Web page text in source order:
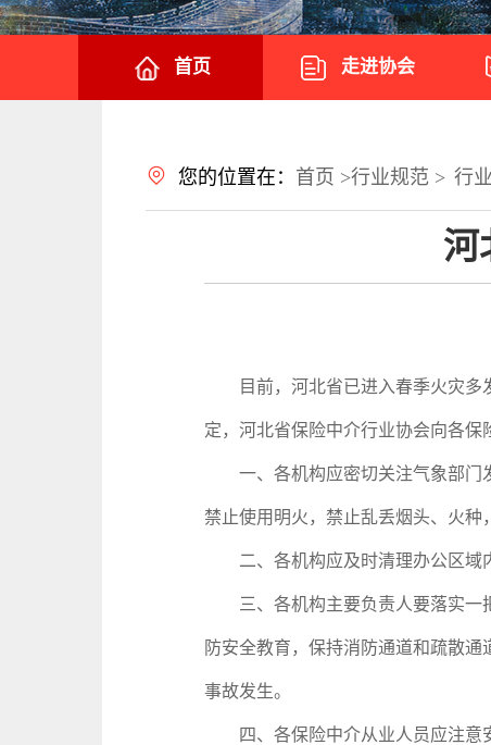
首页 走进协会
您的位置在： 首页 >行业规范 > 行
河
目前，河北省已进入春季火灾多发
定，河北省保险中介行业协会向各保
一、各机构应密切关注气象部门发
禁止使用明火，禁止乱丢烟头、火种
二、各机构应及时清理办公区域内
三、各机构主要负责人要落实一把
防安全教育，保持消防通道和疏散
事故发生。
四、各保险中介从业人员应注意安